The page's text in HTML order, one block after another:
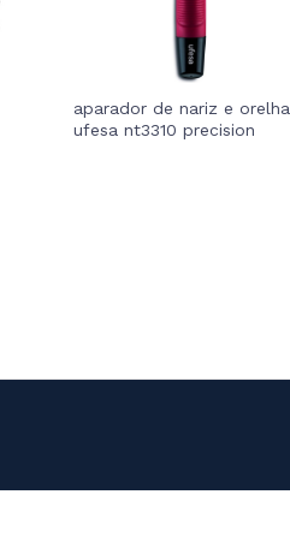
aparador de nariz e orelha
ufesa nt3310 precision